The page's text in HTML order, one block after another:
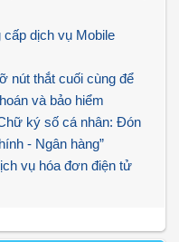
dịch vụ Mobile
nút thắt cuối cùng để
và bảo hiểm
ký số cá nhân: Đón
- Ngân hàng”
vụ hóa đơn điện tử